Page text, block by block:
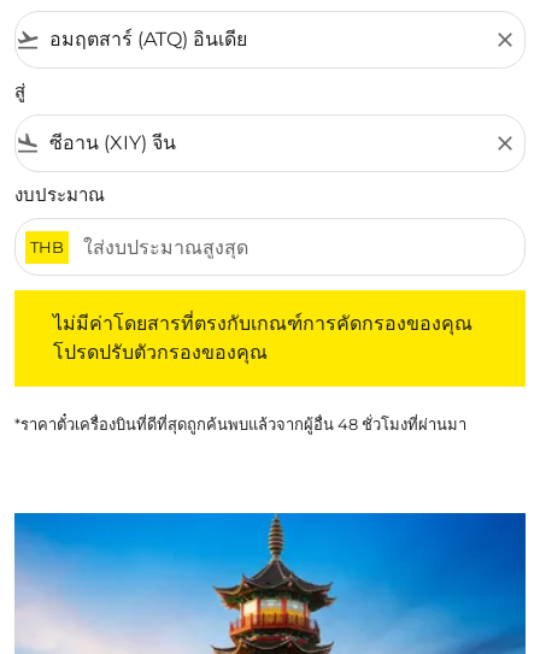
flight_takeoff close
สู่
flight_land close
งบประมาณ
THB
ไม่มีค่าโดยสารที่ตรงกับเกณฑ์การคัดกรองของคุณ
โปรดปรับตัวกรองของคุณ
*ราคาตั๋วเครื่องบินที่ดีที่สุดถูกค้นพบแล้วจากผู้อื่น 48 ชั่วโมงที่ผ่านมา